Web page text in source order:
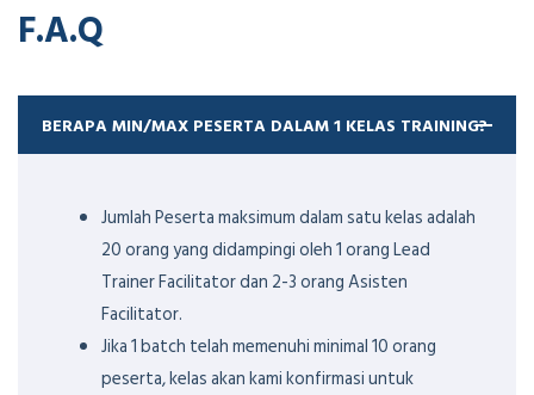
F.A.Q
BERAPA MIN/MAX PESERTA DALAM 1 KELAS TRAINING?
Jumlah Peserta maksimum dalam satu kelas adalah
20 orang yang didampingi oleh 1 orang Lead
Trainer Facilitator dan 2-3 orang Asisten
Facilitator.
Jika 1 batch telah memenuhi minimal 10 orang
peserta, kelas akan kami konfirmasi untuk